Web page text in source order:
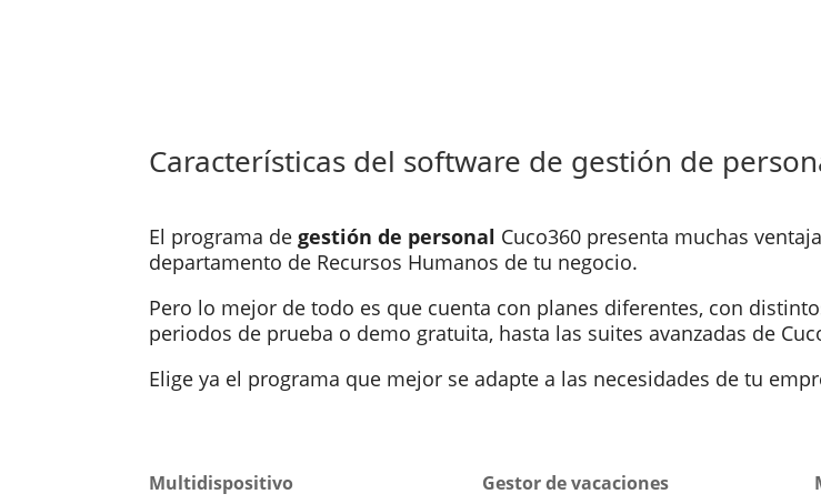
Características del software de gestión de
El programa degestión de personal Cuco360 presenta muchas
departamento de Recursos Humanos de tu negocio.
Pero lo mejor de todo es que cuenta con planes diferentes, con
periodos de prueba o demo gratuita, hasta las suites avanzadas de
Elige ya el programa que mejor se adapte a las necesidades de tu
Multidispositivo Gestor de vacaciones